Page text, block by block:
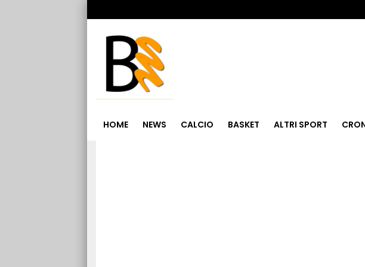
HOME NEWS CALCIO BASKET ALTRI SPORT